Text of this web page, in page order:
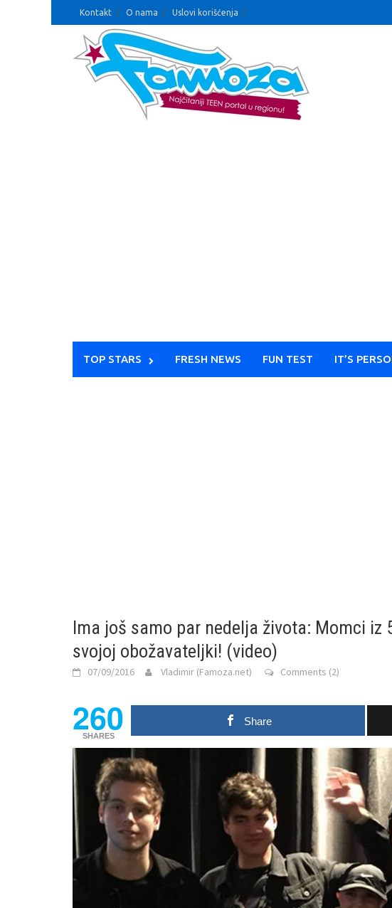
Kontakt O nama Uslovi korišćenja
TOP STARS FRESH NEWS FUN TEST IT’S
Ima još samo par nedelja života: Momci iz
svojoj obožavateljki! (video)
07/09/2016 Vladimir (Famoza.net) Comments (2)
260
SHARES
Share